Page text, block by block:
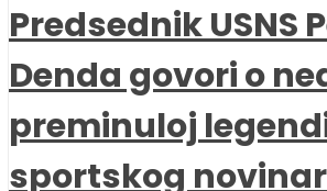
Predsednik USNS
Denda govori o
preminuloj
sportskog